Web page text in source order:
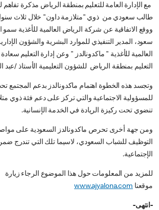
طالب سعودي من ذوي "متلازمة داون" خلال ثلاث
ووقع الاتفاقية عن شركة الرياض العالمية للأغذية سمو
سعود، المدير التنفيذي للموارد البشرية والشؤون
العالمية للأغذية " ماكدونالدز " وعن إدارة التعليم
التعليم بمنطقة الرياض للشؤون التعليمية الأستاذ /عبد
وتجسد هذه الخطوة اهتمام ماكدونالدز بدعم المجتمع
للمسؤولية الاجتماعية والتي تركز على دعم فئة ذوي
تنضوي تحت ركيزة الريادة في الخدمة الإنسانية.
ومن جهة أخرى تحرص ماكدونالدز السعودية على
التوظيف للشباب السعودي، لاسيما تلك التي تندرج
الإجتماعية.
للمزيد من المعلومات حول هذا الموضوع الرجاء زيارة
موقعنا www.ajyalona.com
-انتهى-